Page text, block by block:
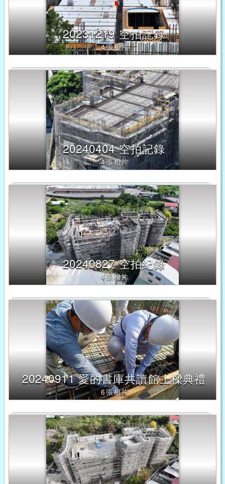
20231219 空拍記錄
4張相片
20240404 空拍記錄
4張相片
20240827 空拍紀錄
4張相片
20240911 愛的書庫共讀館上樑典禮
6張相片